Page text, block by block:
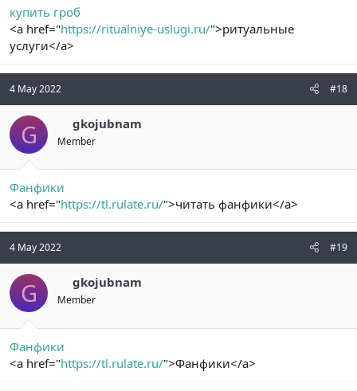
купить гроб
<a href="https://ritualniye-uslugi.ru/">ритуальные
услуги</a>
4 May 2022 #18
G gkojubnam
Member
Фанфики
<a href="https://tl.rulate.ru/">читать фанфики</a>
4 May 2022 #19
G gkojubnam
Member
Фанфики
<a href="https://tl.rulate.ru/">Фанфики</a>